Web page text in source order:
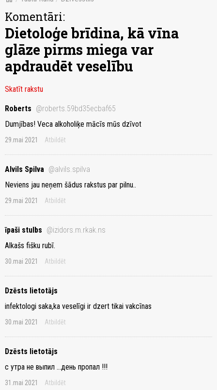
Komentāri:
Dietoloģe brīdina, kā vīna
glāze pirms miega var
apdraudēt veselību
Skatīt rakstu
Roberts @roberts.59bd35ecbaf65
Dumjības! Veca alkoholiķe mācīs mūs dzīvot
29.mai 2021 Atbildēt
Alvils Spilva @alvils.spilva
Neviens jau neņem šādus rakstus par pilnu..
29.mai 2021 Atbildēt
īpaši stulbs @izidors.m.rkak.ns
Alkašs fišku rubī.
30.mai 2021 Atbildēt
Dzēsts lietotājs
infektologi saka,ka veselīgi ir dzert tikai vakcīnas
30.mai 2021 Atbildēt
Dzēsts lietotājs
с утра не выпил ...день пропал !!!
31.mai 2021 Atbildēt